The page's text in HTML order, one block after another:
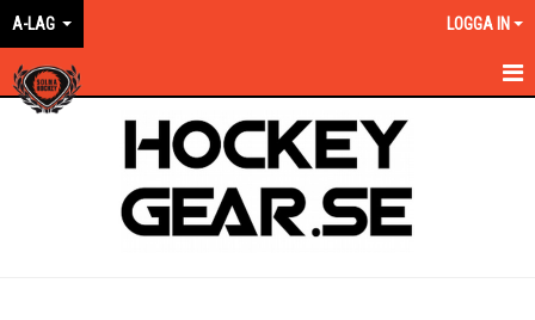
A-LAG LOGGA IN